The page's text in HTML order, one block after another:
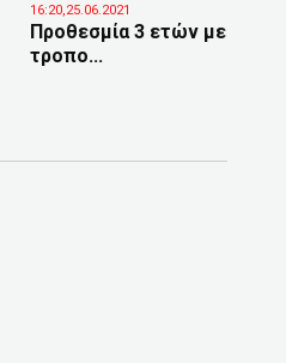
16:20,25.06.2021
Προθεσμία 3 ετών με
τροπο...